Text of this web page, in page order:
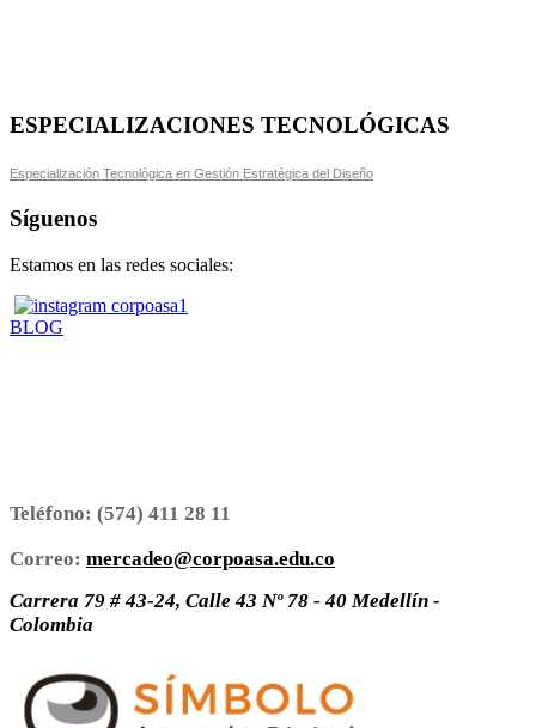
ESPECIALIZACIONES TECNOLÓGICAS
Especialización Tecnológica en Gestión Estratégica del Diseño
Síguenos
Estamos en las redes sociales:
BLOG
Teléfono: (574) 411 28 11
Correo: mercadeo@corpoasa.edu.co
Carrera 79 # 43-24, Calle 43 Nº 78 - 40 Medellín -
Colombia